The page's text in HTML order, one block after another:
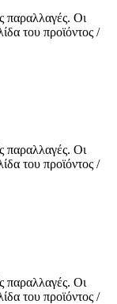
παραλλαγές. Οι
του προϊόντος /
παραλλαγές. Οι
του προϊόντος /
παραλλαγές. Οι
του προϊόντος /